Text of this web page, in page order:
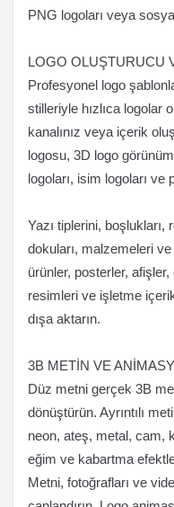
PNG logoları veya
LOGO OLUŞTURUCU
Profesyonel logo
stilleriyle hızlıca logolar
kanalınız veya içerik
logosu, 3D logo
logoları, isim logoları ve
Yazı tiplerini, boşlukları,
dokuları, malzemeleri
ürünler, posterler,
resimleri ve işletme
dışa aktarın.
3B METİN VE
Düz metni gerçek 3B
dönüştürün. Ayrıntılı
neon, ateş, metal, cam,
eğim ve kabartma
Metni, fotoğrafları ve